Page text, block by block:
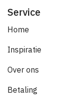
Service
Home
Inspiratie
Over ons
Betaling